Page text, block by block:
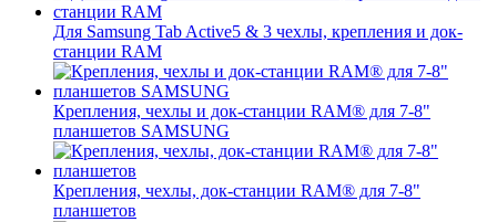
Для Samsung Tab Active5 & 3 чехлы, крепления и док-
станции RAM
Крепления, чехлы и док-станции RAM® для 7-8"
планшетов SAMSUNG
Крепления, чехлы, док-станции RAM® для 7-8"
планшетов